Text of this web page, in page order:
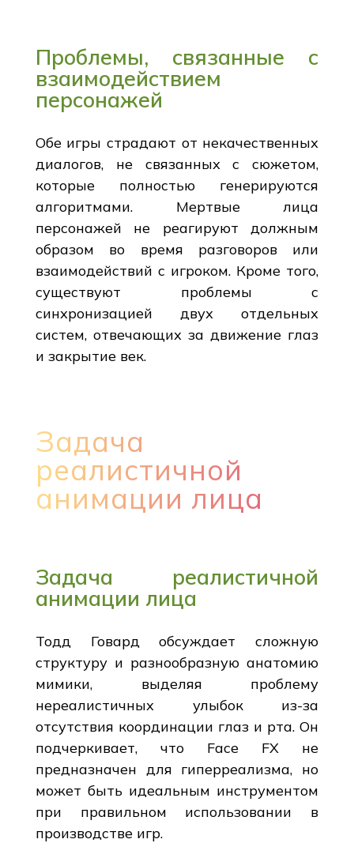
Проблемы, связанные с
взаимодействием
персонажей
Обе игры страдают от некачественных
диалогов, не связанных с сюжетом,
которые полностью генерируются
алгоритмами. Мертвые лица
персонажей не реагируют должным
образом во время разговоров или
взаимодействий с игроком. Кроме того,
существуют проблемы с
синхронизацией двух отдельных
систем, отвечающих за движение глаз
и закрытие век.
Задача
реалистичной
анимации лица
Задача реалистичной
анимации лица
Тодд Говард обсуждает сложную
структуру и разнообразную анатомию
мимики, выделяя проблему
нереалистичных улыбок из-за
отсутствия координации глаз и рта. Он
подчеркивает, что Face FX не
предназначен для гиперреализма, но
может быть идеальным инструментом
при правильном использовании в
производстве игр.